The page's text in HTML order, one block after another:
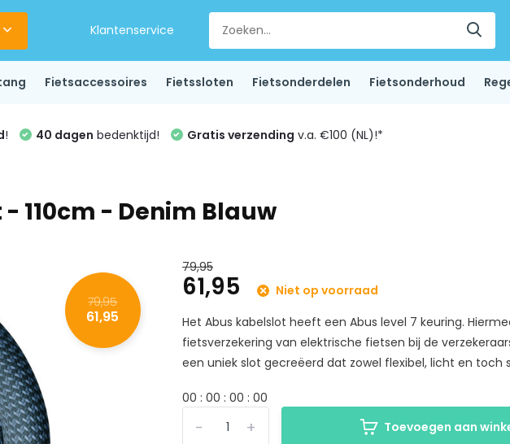
Klantenservice
Fietsaccessoires Fietssloten Fietsonderdelen Fietsonderhoud
! 40 dagen bedenktijd! Gratis verzending v.a. €100 (NL)!*
110cm - Denim Blauw
79,95
61,95
79,95
61,95
Niet op voorraad
Het Abus kabelslot heeft een Abus level 7 keuring.
fietsverzekering van elektrische fietsen bij de
een uniek slot gecreëerd dat zowel flexibel, licht en toch
00 : 00 : 00 : 00
+
-
Toevoegen aan